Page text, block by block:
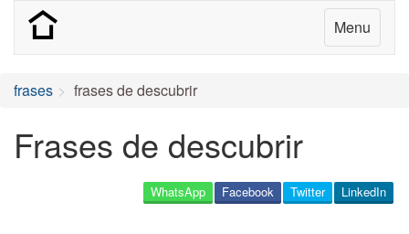
Menu
frases frases de descubrir
Frases de descubrir
LinkedIn
Twitter
Facebook
WhatsApp